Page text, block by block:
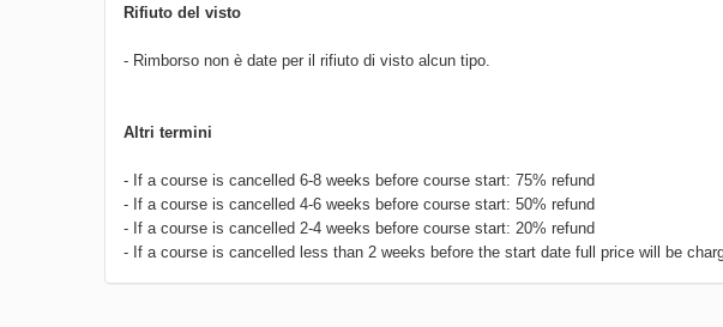
Rifiuto del visto
- Rimborso non è date per il rifiuto di visto alcun tipo.
Altri termini
- If a course is cancelled 6-8 weeks before course start: 75% refund
- If a course is cancelled 4-6 weeks before course start: 50% refund
- If a course is cancelled 2-4 weeks before course start: 20% refund
- If a course is cancelled less than 2 weeks before the start date full price will be